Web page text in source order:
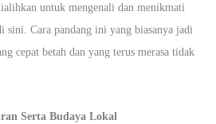
untuk mengenali dan menikmati
sini. Cara pandang ini yang biasanya jadi
cepat betah dan yang terus merasa tidak
Serta Budaya Lokal